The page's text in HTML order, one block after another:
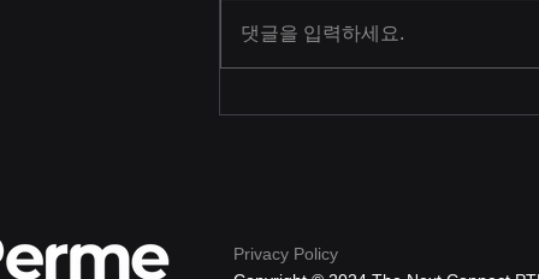
약하고 독자들의 관심을 유도하세
요. 블로그 게시물을 소개합니다.
댓글을 입력하세요.
Privacy Policy